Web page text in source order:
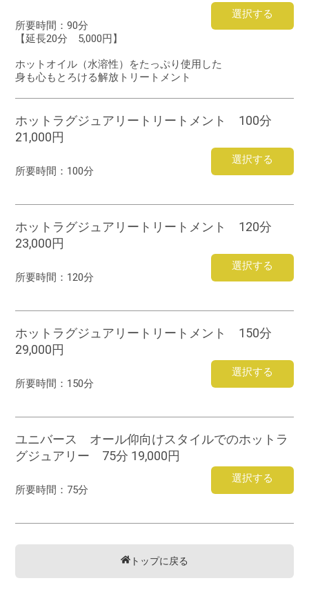
選択する
所要時間：90分
【延長20分 5,000円】
ホットオイル（水溶性）をたっぷり使用した
身も心もとろける解放トリートメント
ホットラグジュアリートリートメント 100分
21,000円
選択する
所要時間： 100分
ホットラグジュアリートリートメント 120分
23,000円
選択する
所要時間： 120分
ホットラグジュアリートリートメント 150分
29,000円
選択する
所要時間： 150分
ユニバース オール仰向けスタイルでのホットラ
グジュアリー 75分 19,000円
選択する
所要時間： 75分
トップに戻る